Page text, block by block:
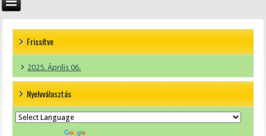
Frissítve
2025. Április 06.
Nyelvválasztás